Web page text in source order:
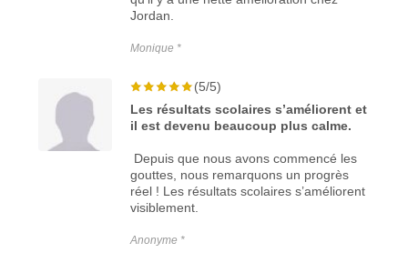
Jordan.
Monique *
(5/5)
Les résultats scolaires s’améliorent et
il est devenu beaucoup plus calme.
Depuis que nous avons commencé les
gouttes, nous remarquons un progrès
réel ! Les résultats scolaires s’améliorent
visiblement.
Anonyme *